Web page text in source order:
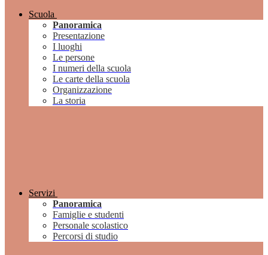
Scuola
Panoramica
Presentazione
I luoghi
Le persone
I numeri della scuola
Le carte della scuola
Organizzazione
La storia
Servizi
Panoramica
Famiglie e studenti
Personale scolastico
Percorsi di studio